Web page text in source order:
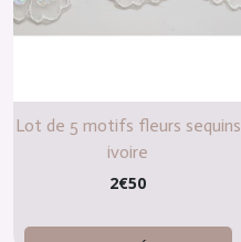
Lot de 5 motifs fleurs sequins
ivoire
2€50